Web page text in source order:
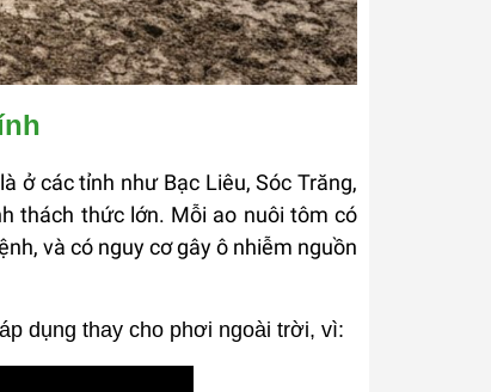
ở các tỉnh như Bạc Liêu, Sóc Trăng,
thách thức lớn. Mỗi ao nuôi tôm có
và có nguy cơ gây ô nhiễm nguồn
dụng thay cho phơi ngoài trời, vì: